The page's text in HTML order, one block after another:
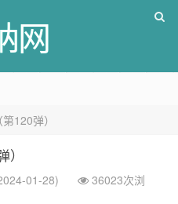
网
120弹）
01-28)
36023次浏